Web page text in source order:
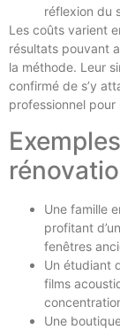
réflexion du
Les coûts varient
résultats pouvant
la méthode. Leur
confirmé de s’y
professionnel
Une famille
profitant
fenêtres
Un étudiant
films
Une